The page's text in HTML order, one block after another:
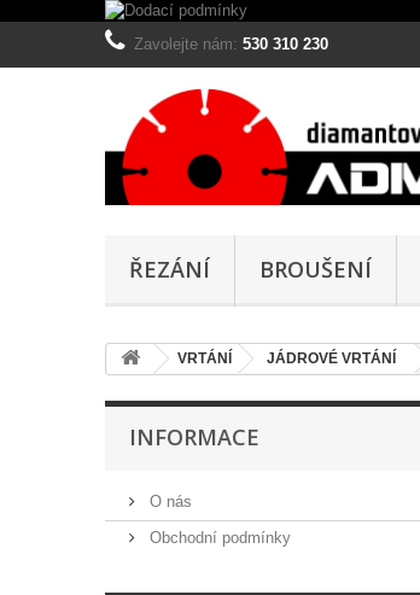
Zavolejte nám: 530 310 230
ŘEZÁNÍ BROUŠENÍ
VRTÁNÍ JÁDROVÉ VRTÁNÍ
INFORMACE
O nás
Obchodní podmínky